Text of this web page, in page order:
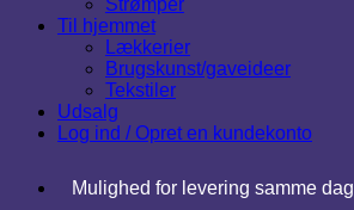
Strømper
Til hjemmet
Lækkerier
Brugskunst/gaveideer
Tekstiler
Udsalg
Log ind / Opret en kundekonto
Mulighed for levering samme dag